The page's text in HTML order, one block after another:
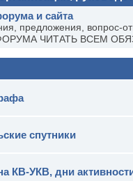
и сайта
предложения, вопрос-
ЧИТАТЬ ВСЕМ
спутники
КВ-УКВ, дни